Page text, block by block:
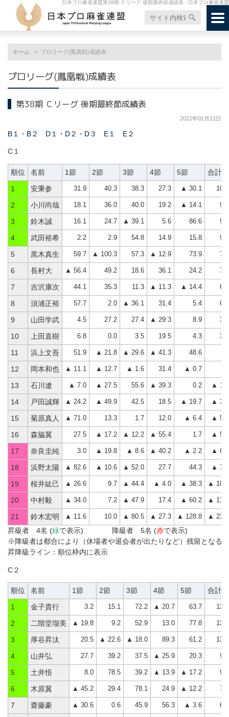
日本プロ麻雀連盟第38期 Ｃリーグ 後期最終節成績表 - 日本プロ麻雀連盟
ホーム プロリーグ(鳳凰戦)成績表
プロリーグ(鳳凰戦)成績表
第38期 Ｃリーグ 後期最終節成績表
2022年01月11日
B１・B２ D１・D２・D３ E１ E２
C１
順位 名前 1節 2節 3節 4節 5節 合計
1 安秉参 31.9 40.3 38.3 27.3 ▲ 30.1
2 小川尚哉 18.1 36.0 40.0 19.2 ▲ 14.1
3 鈴木誠 16.1 24.7 ▲ 39.1 5.6 86.6
4 武田裕希 2.2 2.9 54.8 14.9 15.8
5 黒木真生 59.7 ▲ 100.3 57.3 ▲ 12.9 73.9
6 長村大 ▲ 56.4 49.2 18.6 36.1 24.2
7 吉沢康次 44.1 35.3 11.3 ▲ 11.3 ▲ 14.4
8 須浦正裕 57.7 2.0 ▲ 36.1 31.4 5.4
9 山田学武 4.5 27.2 27.4 ▲ 29.3 8.9
10 上田直樹 6.8 0.0 3.5 19.5 4.3
11 浜上文吾 51.9 ▲ 21.8 ▲ 29.6 ▲ 41.3 48.6
12 岡本和也 ▲ 11.1 ▲ 12.7 ▲ 1.6 31.4 ▲ 0.7
13 石川遼 ▲ 7.0 ▲ 27.5 55.6 ▲ 39.3 0.2 ▲
14 戸田誠輝 ▲ 24.2 ▲ 49.9 42.5 18.5 ▲ 19.7 ▲
15 菊原真人 ▲ 71.0 13.3 1.7 12.0 ▲ 6.4 ▲
16 森脇翼 27.5 ▲ 17.2 ▲ 12.2 ▲ 55.4 1.7 ▲
17 奈良圭純 3.0 ▲ 19.8 ▲ 8.6 ▲ 40.2 ▲ 2.2 ▲
18 浜野太陽 ▲ 82.6 ▲ 10.6 ▲ 52.0 27.7 44.3 ▲
19 桜井紘己 ▲ 26.6 9.7 ▲ 44.4 ▲ 4.0 ▲ 38.3 ▲
20 中村毅 ▲ 34.0 7.2 ▲ 47.9 17.4 ▲ 60.2 ▲
21 鈴木宏明 ▲ 11.6 10.0 ▲ 80.5 ▲ 27.3 ▲ 128.8
▲
昇級者 4名 (緑で表示) 降級者 5名 (赤で表示)
※降級者は都合により（休場者や退会者が出たりなど）残留となる
昇降級ライン：順位枠内に表示
C２
順位 名前 1節 2節 3節 4節 5節 合計
1 金子貴行 3.2 15.1 72.2 ▲ 20.7 63.7
2 二階堂瑠美 ▲ 19.8 9.2 52.9 13.0 77.8
3 厚谷昇汰 20.5 ▲ 22.6 ▲ 18.0 89.3 61.2
4 山井弘 27.7 39.2 37.5 ▲ 25.9 20.3
5 土井悟 8.0 78.5 39.2 ▲ 13.9 ▲ 17.2
6 木原翼 ▲ 45.2 29.4 78.1 24.9 ▲ 12.2
7 齋藤豪 ▲ 30.6 0.6 45.9 56.3 ▲ 3.6